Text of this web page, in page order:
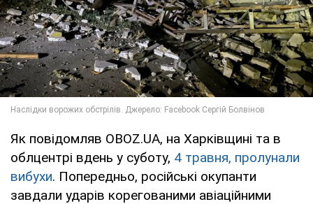
Як повідомляв OBOZ.UA, на Харківщині та в
облцентрі вдень у суботу, 4 травня, пролунали
вибухи. Попередньо, російські окупанти
завдали ударів корегованими авіаційними